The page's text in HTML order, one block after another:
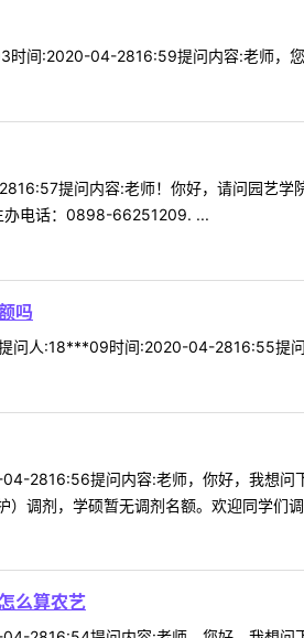
间:2020-04-2816:59提问内容:老师，
提问内容:老师！你好，请问园艺学
办电话：0898-66251209. ...
吗
问人:18***09时间:2020-04-2816:55提
2816:56提问内容:老师，你好，我想问
调剂，学硕暂无调剂名额。欢迎同学们
么算农艺